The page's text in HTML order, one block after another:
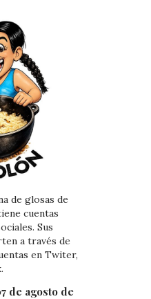
de glosas de
cuentas
Sus
a través de
en Twiter,
de agosto de